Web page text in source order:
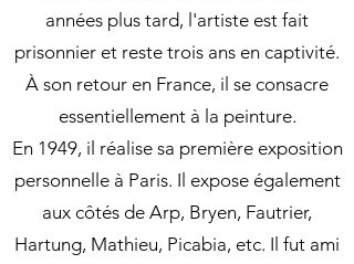
années plus tard, l'artiste est fait
prisonnier et reste trois ans en captivité.
À son retour en France, il se consacre
essentiellement à la peinture.
En 1949, il réalise sa première exposition
personnelle à Paris. Il expose également
aux côtés de Arp, Bryen, Fautrier,
Hartung, Mathieu, Picabia, etc. Il fut ami